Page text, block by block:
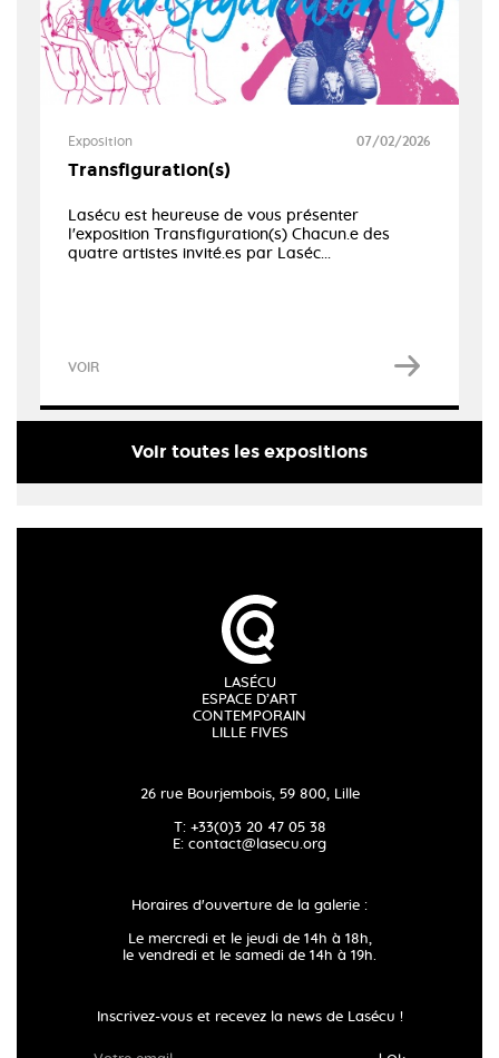
Exposition 07/02/2026
Transfiguration(s)
Lasécu est heureuse de vous présenter
l'exposition Transfiguration(s) Chacun.e des
quatre artistes invité.es par Laséc...
VOIR
Voir toutes les expositions
LASÉCU
ESPACE D’ART
CONTEMPORAIN
LILLE FIVES
26 rue Bourjembois, 59 800, Lille
T: +33(0)3 20 47 05 38
E: contact@lasecu.org
Horaires d'ouverture de la galerie :
Le mercredi et le jeudi de 14h à 18h,
le vendredi et le samedi de 14h à 19h.
Inscrivez-vous et recevez la news de Lasécu !